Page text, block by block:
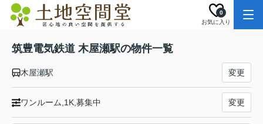
お気に入り
0
筑豊電気鉄道 木屋瀬駅の物件一覧
木屋瀬駅 変更
ワンルーム,1K,募集中 変更